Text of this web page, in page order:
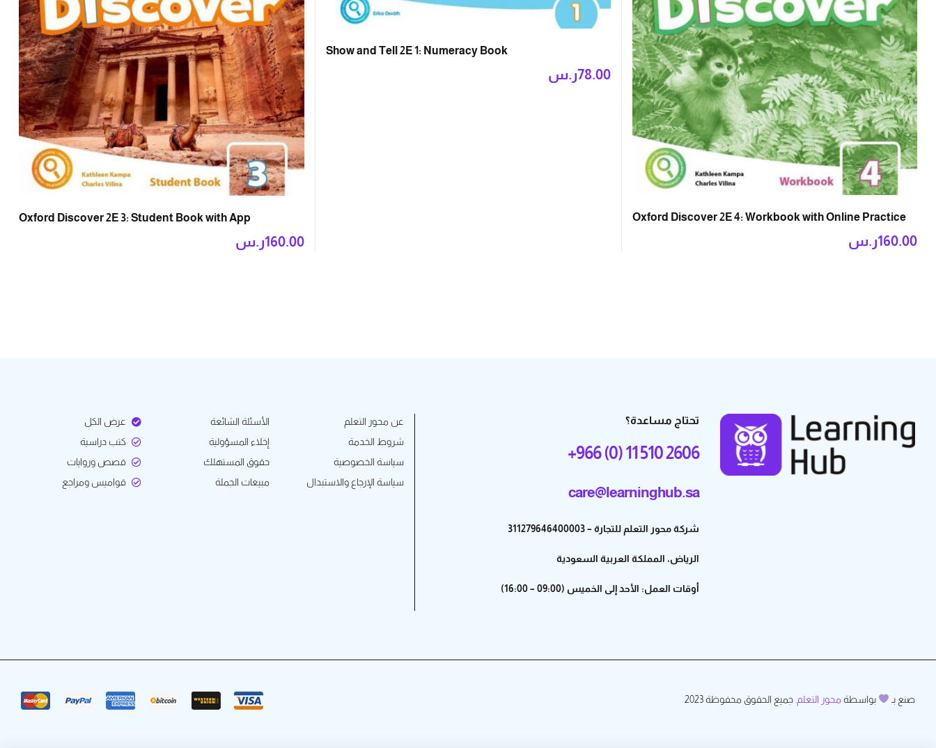
Oxford Discover 2E 4: Workbook with Online Practice
ر.س160.00
Show and Tell 2E 1: Numeracy Book
ر.س78.00
Oxford Discover 2E 3: Student Book with App
ر.س160.00
تحتاج مساعدة؟
+966 (0) 11 510 2606
care@learninghub.sa
شركة محور التعلم للتجارة – 311279646400003
الرياض، المملكة العربية السعودية
أوقات العمل: الأحد إلى الخميس (09:00 – 16:00)
عن محور التعلم
شروط الخدمة
سياسة الخصوصية
سياسة الإرجاع والاستبدال
الأسئلة الشائعة
إخلاء المسؤولية
حقوق المستهلك
مبيعات الجملة
عرض الكل
كتب دراسية
قصص وروايات
قواميس ومراجع
صنع بـ بواسطةمحور التعلم . جميع الحقوق محفوظة 2023